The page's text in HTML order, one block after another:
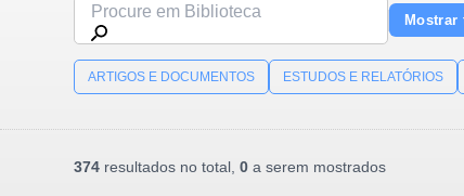
Mostrar
ARTIGOS E DOCUMENTOS ESTUDOS E RELATÓRIOS
374 resultados no total, 0 a serem mostrados